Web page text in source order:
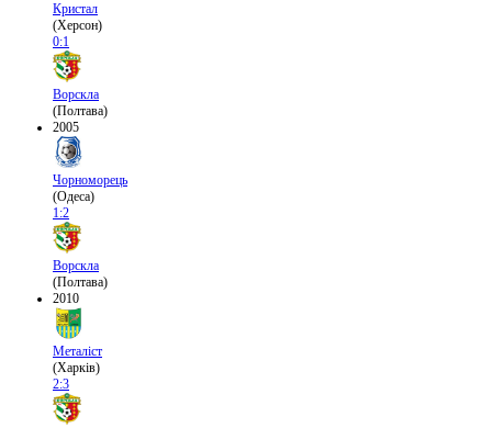
Кристал
(Херсон)
0:1
Ворскла
(Полтава)
2005
Чорноморець
(Одеса)
1:2
Ворскла
(Полтава)
2010
Металіст
(Харків)
2:3